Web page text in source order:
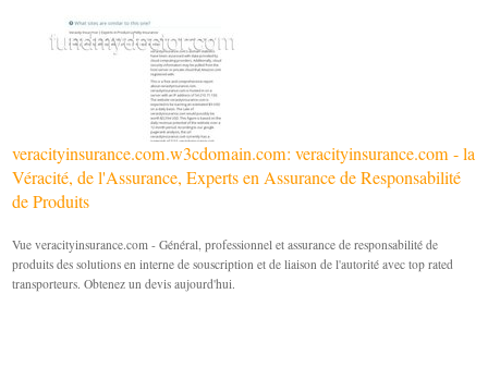
veracityinsurance.com.w3cdomain.com: veracityinsurance.com - la
Véracité, de l'Assurance, Experts en Assurance de Responsabilité
de Produits
Vue veracityinsurance.com - Général, professionnel et assurance de responsabilité de
produits des solutions en interne de souscription et de liaison de l'autorité avec top rated
transporteurs. Obtenez un devis aujourd'hui.